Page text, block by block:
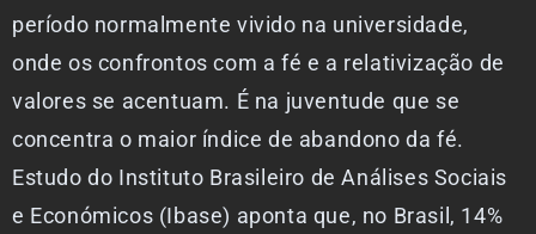
período normalmente vivido na universidade,
onde os confrontos com a fé e a relativização de
valores se acentuam. É na juventude que se
concentra o maior índice de abandono da fé.
Estudo do Instituto Brasileiro de Análises Sociais
e Económicos (Ibase) aponta que, no Brasil, 14%